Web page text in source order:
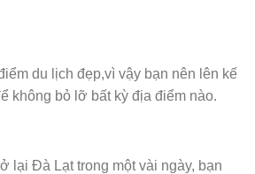
du lịch đẹp,vì vậy bạn nên lên kế
không bỏ lỡ bất kỳ địa điểm nào.
lại Đà Lạt trong một vài ngày, bạn